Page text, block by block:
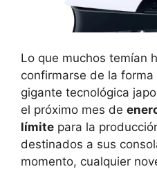
Lo que muchos temían
confirmarse de la
gigante tecnológica
el próximo mes de
límite para la
destinados a sus
momento, cualquier